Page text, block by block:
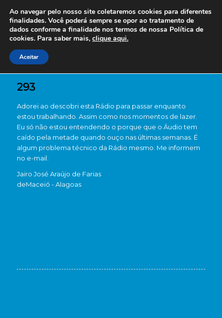
293
Adorei ao descobri esta Rádio para passar enquanto
estou trabalhando. Assim como nos momentos de lazer.
Eu só não estou entendendo o porque que o Áudio tem
caído pela metade quando ouço nas últimas semanas. É
algum problema técnico da Rádio mesmo. Me informem
no e-mail.
Jairo José Araújo de Farias
deMaceió - Alagoas
Ao navegar pelo nosso site coletaremos cookies para diferentes
finalidades. Você poderá sempre se opor ao tratamento de
dados conforme a finalidade nos termos de nossa Política de
cookies. Para saber mais, clique aqui.
Aceitar